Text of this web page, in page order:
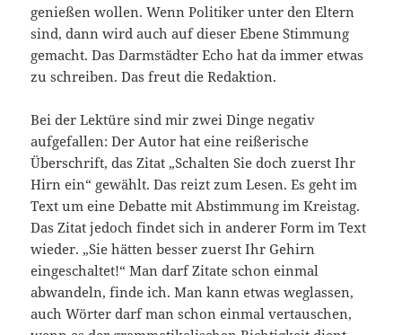
genießen wollen. Wenn Politiker unter den Eltern
sind, dann wird auch auf dieser Ebene Stimmung
gemacht. Das Darmstädter Echo hat da immer etwas
zu schreiben. Das freut die Redaktion.
Bei der Lektüre sind mir zwei Dinge negativ
aufgefallen: Der Autor hat eine reißerische
Überschrift, das Zitat „Schalten Sie doch zuerst Ihr
Hirn ein“ gewählt. Das reizt zum Lesen. Es geht im
Text um eine Debatte mit Abstimmung im Kreistag.
Das Zitat jedoch findet sich in anderer Form im Text
wieder. „Sie hätten besser zuerst Ihr Gehirn
eingeschaltet!“ Man darf Zitate schon einmal
abwandeln, finde ich. Man kann etwas weglassen,
auch Wörter darf man schon einmal vertauschen,